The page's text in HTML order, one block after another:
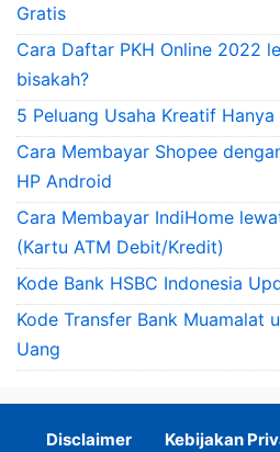
Gratis
Cara Daftar PKH Online 2022
bisakah?
5 Peluang Usaha Kreatif
Cara Membayar Shopee
HP Android
Cara Membayar IndiHome
(Kartu ATM Debit/Kredit)
Kode Bank HSBC Indonesia
Kode Transfer Bank Muamalat
Uang
Disclaimer Kebijakan